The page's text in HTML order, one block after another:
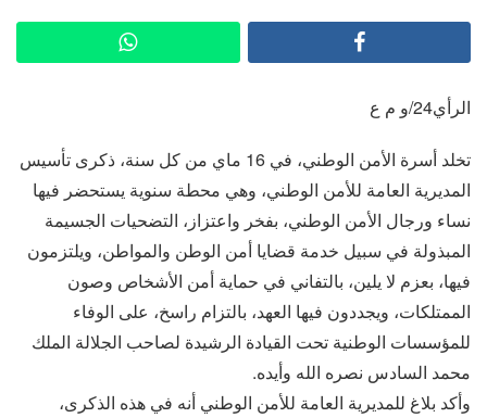
الرأي24/و م ع
تخلد أسرة الأمن الوطني، في 16 ماي من كل سنة، ذكرى تأسيس
المديرية العامة للأمن الوطني، وهي محطة سنوية يستحضر فيها
نساء ورجال الأمن الوطني، بفخر واعتزاز، التضحيات الجسيمة
المبذولة في سبيل خدمة قضايا أمن الوطن والمواطن، ويلتزمون
فيها، بعزم لا يلين، بالتفاني في حماية أمن الأشخاص وصون
الممتلكات، ويجددون فيها العهد، بالتزام راسخ، على الوفاء
للمؤسسات الوطنية تحت القيادة الرشيدة لصاحب الجلالة الملك
محمد السادس نصره الله وأيده.
وأكد بلاغ للمديرية العامة للأمن الوطني أنه في هذه الذكرى،